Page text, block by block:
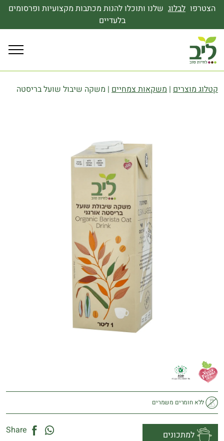
הצטרפו לבלוג שלנו ותוכלו להנות מכתבות מקצועיות ופרסומים
בלעדיים
קטלוג מוצרים | משקאות צמחיים | משקה שיבול שועל בריסטה
ללא חומרים משמרים
Share